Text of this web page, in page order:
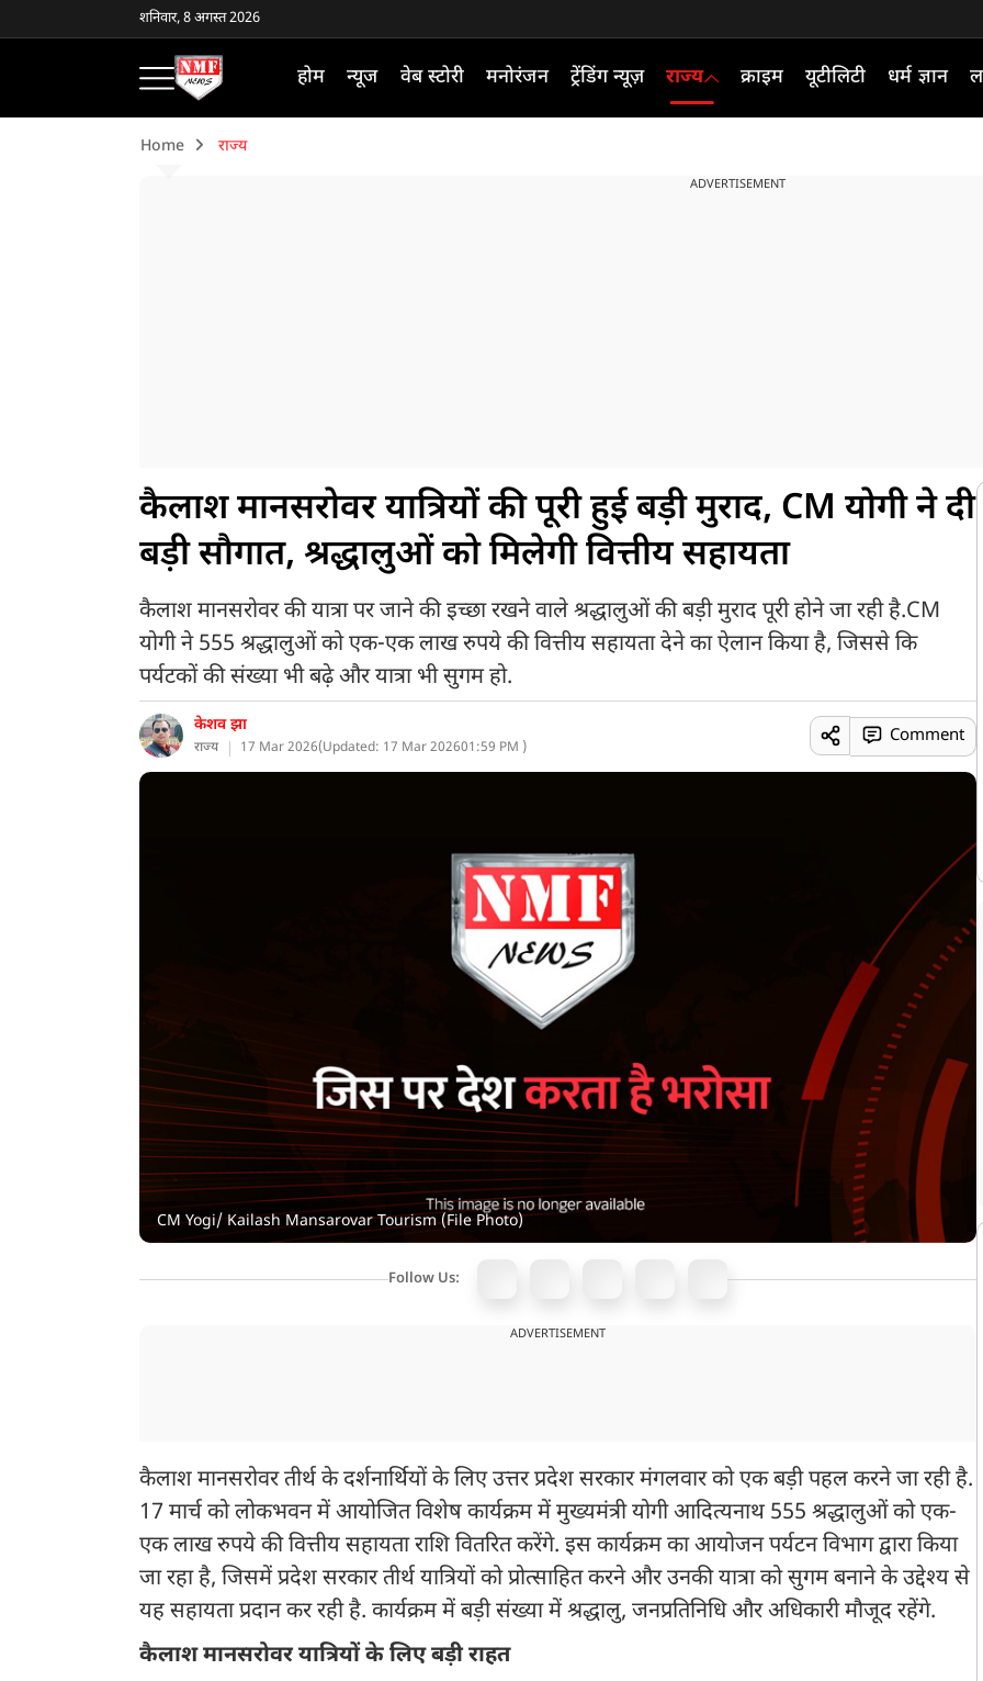
शनिवार, 8 अगस्त 2026
होम न्यूज वेब स्टोरी मनोरंजन ट्रेंडिंग न्यूज़ राज्य क्राइम यूटीलिटी धर्म ज्ञान
Home राज्य
ADVERTISEMENT
कैलाश मानसरोवर यात्रियों की पूरी हुई बड़ी मुराद, CM योगी ने दी
बड़ी सौगात, श्रद्धालुओं को मिलेगी वित्तीय सहायता
कैलाश मानसरोवर की यात्रा पर जाने की इच्छा रखने वाले श्रद्धालुओं की बड़ी मुराद पूरी होने जा रही है.CM
योगी ने 555 श्रद्धालुओं को एक-एक लाख रुपये की वित्तीय सहायता देने का ऐलान किया है, जिससे कि
पर्यटकों की संख्या भी बढ़े और यात्रा भी सुगम हो.
केशव झा
राज्य 17 Mar 2026(Updated: 17 Mar 202601:59 PM )
Comment
CM Yogi/ Kailash Mansarovar Tourism (File Photo)
Follow Us:
ADVERTISEMENT
कैलाश मानसरोवर तीर्थ के दर्शनार्थियों के लिए उत्तर प्रदेश सरकार मंगलवार को एक बड़ी पहल करने जा रही है.
17 मार्च को लोकभवन में आयोजित विशेष कार्यक्रम में मुख्यमंत्री योगी आदित्यनाथ 555 श्रद्धालुओं को एक-
एक लाख रुपये की वित्तीय सहायता राशि वितरित करेंगे. इस कार्यक्रम का आयोजन पर्यटन विभाग द्वारा किया
जा रहा है, जिसमें प्रदेश सरकार तीर्थ यात्रियों को प्रोत्साहित करने और उनकी यात्रा को सुगम बनाने के उद्देश्य से
यह सहायता प्रदान कर रही है. कार्यक्रम में बड़ी संख्या में श्रद्धालु, जनप्रतिनिधि और अधिकारी मौजूद रहेंगे.
कैलाश मानसरोवर यात्रियों के लिए बड़ी राहत